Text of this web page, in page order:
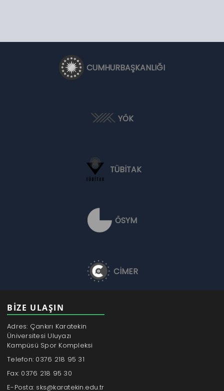
CUMHURBAŞKANLIĞI
YÖK
TÜBİTAK
ÖSYM
CİMER
BİZE ULAŞIN
Adres: Çankırı Karatekin
Üniversitesi Uluyazı
Kampüsü Spor Kompleksi
Telefon: 0376 218 95 31
Fax: 0376 218 95 30
E-Posta: sks@karatekin.edu.tr